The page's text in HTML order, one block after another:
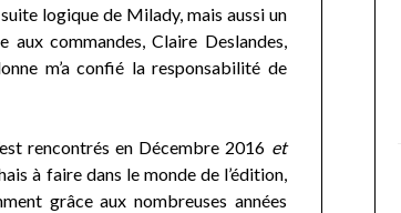
logique de Milady, mais aussi un
commandes, Claire Deslandes,
m’a confié la responsabilité de
rencontrés en Décembre 2016 et
à faire dans le monde de l’édition,
grâce aux nombreuses années